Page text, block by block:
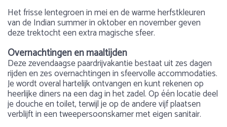
Het frisse lentegroen in mei en de warme herfstkleuren
van de Indian summer in oktober en november geven
deze trektocht een extra magische sfeer.
Overnachtingen en maaltijden
Deze zevendaagse paardrijvakantie bestaat uit zes dagen
rijden en zes overnachtingen in sfeervolle accommodaties.
Je wordt overal hartelijk ontvangen en kunt rekenen op
heerlijke diners na een dag in het zadel. Op één locatie deel
je douche en toilet, terwijl je op de andere vijf plaatsen
verblijft in een tweepersoonskamer met eigen sanitair.